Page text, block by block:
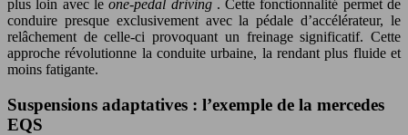
plus loin avec leone-pedal driving . Cette fonctionnalité permet de
conduire presque exclusivement avec la pédale d’accélérateur, le
relâchement de celle-ci provoquant un freinage significatif. Cette
approche révolutionne la conduite urbaine, la rendant plus fluide et
moins fatigante.
Suspensions adaptatives : l’exemple de la mercedes
EQS